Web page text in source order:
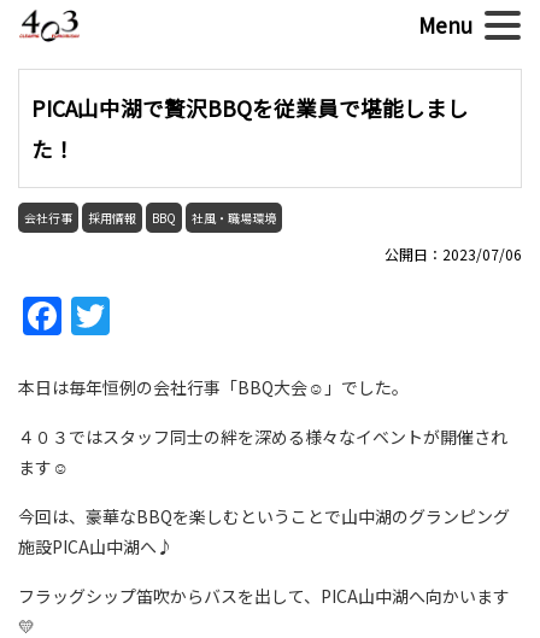
PICA山中湖で贅沢BBQを従業員で堪能しまし
た！
会社行事 採用情報 BBQ 社風・職場環境
公開日：2023/07/06
Facebook
本日は毎年恒例の会社行事「BBQ大会☺」でした。
４０３ではスタッフ同士の絆を深める様々なイベントが開催され
ます☺
今回は、豪華なBBQを楽しむということで山中湖のグランピング
施設PICA山中湖へ♪
フラッグシップ笛吹からバスを出して、PICA山中湖へ向かいます
💛